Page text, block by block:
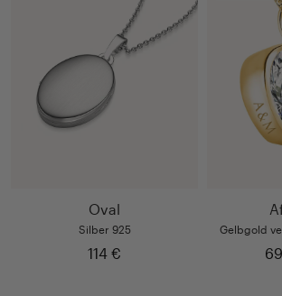
Oval
Silber 925
114 €
Gelbgold